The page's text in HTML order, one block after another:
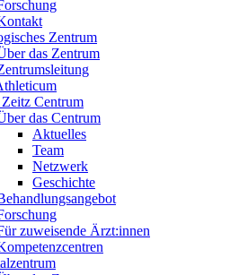
Zentrum
das Zentrum
Centrum
das Centrum
Aktuelles
Team
Netzwerk
Geschichte
zuweisende Ärzt:innen